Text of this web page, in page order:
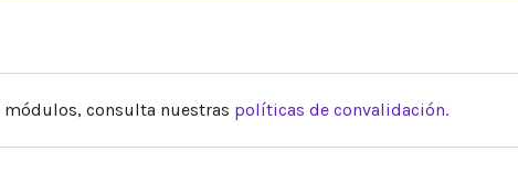
módulos, consulta nuestras políticas de convalidación.